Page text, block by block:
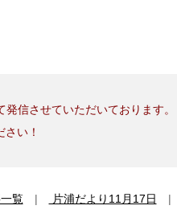
信させていただいております。
さい！
覧| 片浦だより11月17日 |